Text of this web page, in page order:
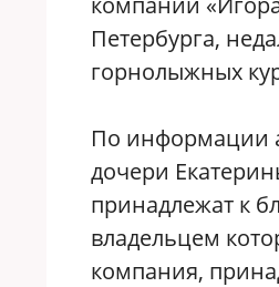
Петербурга,
горнолыжных
По информации
дочери
принадлежат к
владельцем
компания,